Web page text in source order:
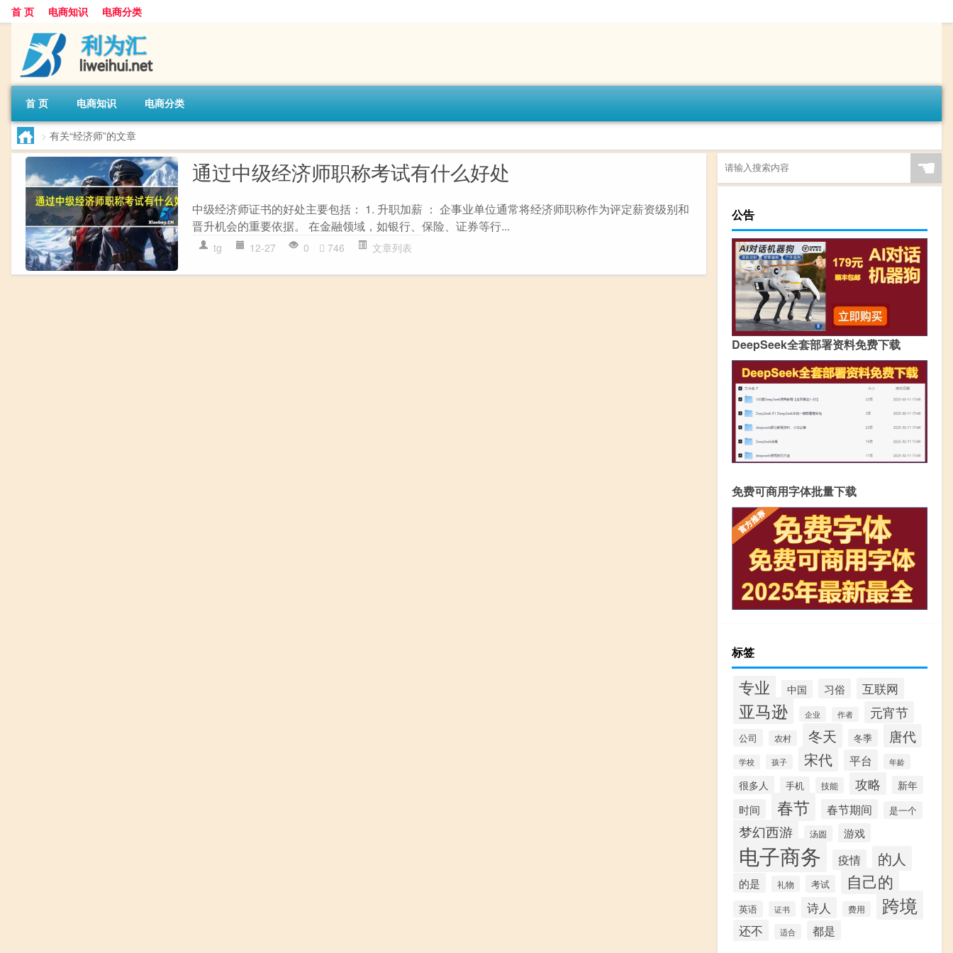
首 页 电商知识 电商分类
首 页 电商知识 电商分类
> 有关“经济师”的文章
通过中级经济师职称考试有什么好处
中级经济师证书的好处主要包括： 1. 升职加薪 ： 企事业单位通常将经济师职称作为评定薪资级别和
晋升机会的重要依据。 在金融领域，如银行、保险、证券等行...
tg 12-27 0 746 文章列表
☚
公告
DeepSeek全套部署资料免费下载
免费可商用字体批量下载
标签
专业 中国 习俗 互联网
亚马逊 企业 作者 元宵节
公司 农村 冬天 冬季 唐代
学校 孩子 宋代 平台 年龄
很多人 手机 技能 攻略 新年
时间 春节 春节期间 是一个
梦幻西游 汤圆 游戏
电子商务 疫情 的人
的是 礼物 考试 自己的
英语 证书 诗人 费用 跨境
还不 适合 都是